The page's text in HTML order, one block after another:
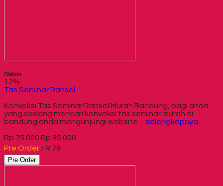
Diskon
12%
Tas Seminar Ransel
Konveksi Tas Seminar Ransel Murah Bandung, bagi anda
yang sedang mencari konveksi tas seminar murah di
bandung anda mengunjungi website… selengkapnya
Rp 75.000 Rp 85.000
Pre Order / R 78
Pre Order